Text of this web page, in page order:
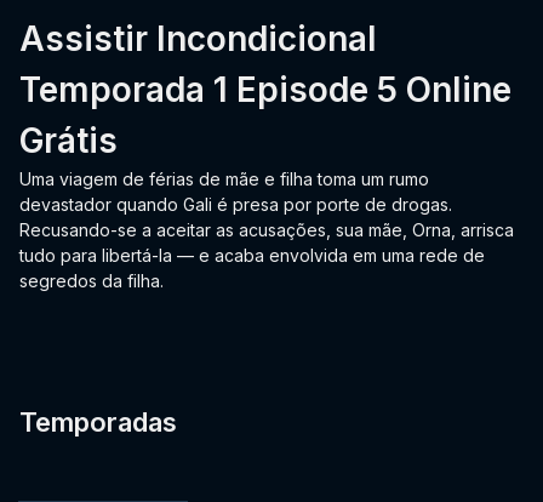
Assistir Incondicional
Temporada 1 Episode 5 Online
Grátis
Uma viagem de férias de mãe e filha toma um rumo
devastador quando Gali é presa por porte de drogas.
Recusando-se a aceitar as acusações, sua mãe, Orna, arrisca
tudo para libertá-la — e acaba envolvida em uma rede de
segredos da filha.
Temporadas